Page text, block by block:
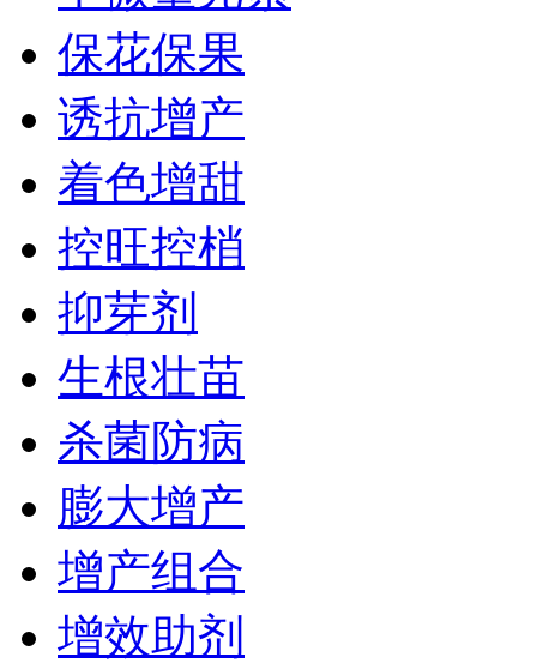
保花保果
诱抗增产
着色增甜
控旺控梢
抑芽剂
生根壮苗
杀菌防病
膨大增产
增产组合
增效助剂